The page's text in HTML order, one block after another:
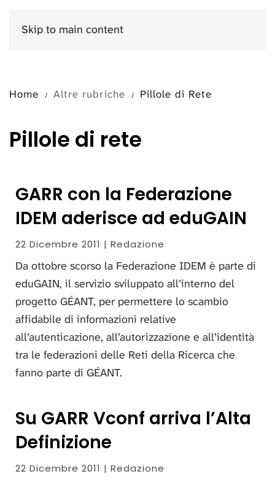
Skip to main content
Home Altre rubriche Pillole di Rete
Pillole di rete
GARR con la Federazione
IDEM aderisce ad eduGAIN
22 Dicembre 2011 | Redazione
Da ottobre scorso la Federazione IDEM è parte di
eduGAIN, il servizio sviluppato all’interno del
progetto GÉANT, per permettere lo scambio
affidabile di informazioni relative
all’autenticazione, all’autorizzazione e all’identità
tra le federazioni delle Reti della Ricerca che
fanno parte di GÉANT.
Su GARR Vconf arriva l’Alta
Definizione
22 Dicembre 2011 | Redazione